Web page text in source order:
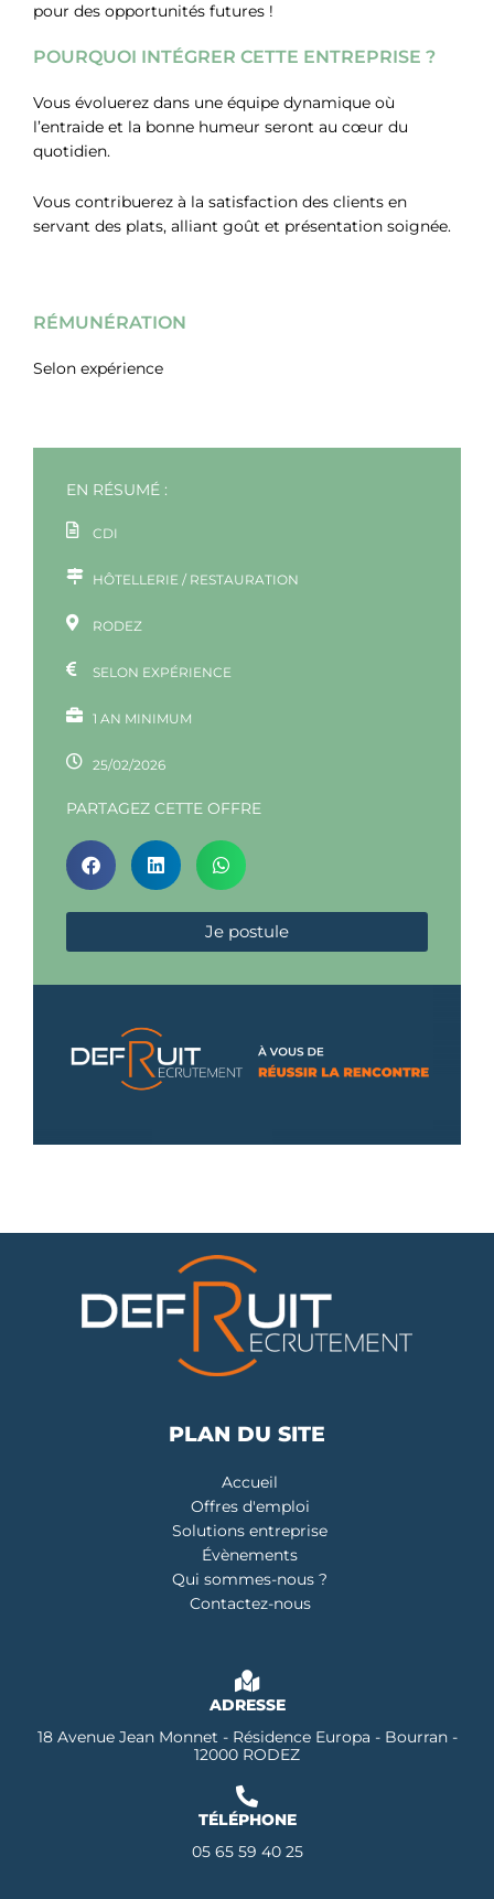
pour des opportunités futures !
POURQUOI INTÉGRER CETTE ENTREPRISE ?
Vous évoluerez dans une équipe dynamique où
l’entraide et la bonne humeur seront au cœur du
quotidien.
Vous contribuerez à la satisfaction des clients en
servant des plats, alliant goût et présentation soignée.
RÉMUNÉRATION
Selon expérience
EN RÉSUMÉ :
CDI
HÔTELLERIE / RESTAURATION
RODEZ
SELON EXPÉRIENCE
1 AN MINIMUM
25/02/2026
PARTAGEZ CETTE OFFRE
Je postule
PLAN DU SITE
Accueil
Offres d'emploi
Solutions entreprise
Évènements
Qui sommes-nous ?
Contactez-nous
ADRESSE
18 Avenue Jean Monnet - Résidence Europa - Bourran -
12000 RODEZ
TÉLÉPHONE
05 65 59 40 25